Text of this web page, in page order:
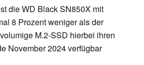
die WD Black SN850X mit
8 Prozent weniger als der
M.2-SSD hierbei ihren
November 2024 verfügbar